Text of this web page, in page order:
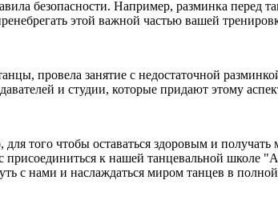
безопасности. Например, разминка перед
этой важной частью вашей
провела занятие с недостаточной
и студии, которые придают этому
того чтобы оставаться здоровым и
к нашей танцевальной школе
с нами и наслаждаться миром танцев в